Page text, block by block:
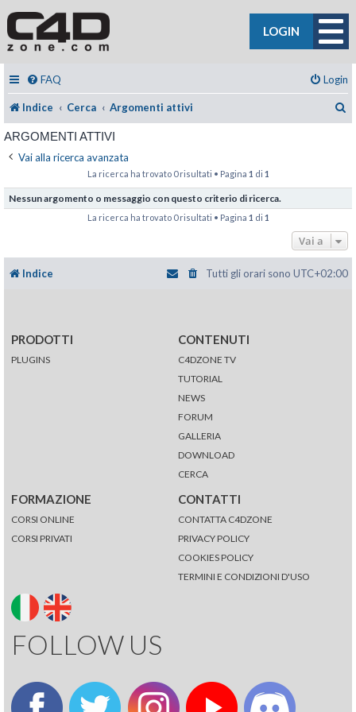
LOGIN
FAQ Login
Indice Cerca Argomenti attivi
ARGOMENTI ATTIVI
Vai alla ricerca avanzata
La ricerca ha trovato 0 risultati • Pagina 1 di 1
Nessun argomento o messaggio con questo criterio di ricerca.
La ricerca ha trovato 0 risultati • Pagina 1 di 1
Vai a
Indice Tutti gli orari sono UTC+02:00
PRODOTTI
PLUGINS
CONTENUTI
C4DZONE TV
TUTORIAL
NEWS
FORUM
GALLERIA
DOWNLOAD
CERCA
FORMAZIONE
CORSI ONLINE
CORSI PRIVATI
CONTATTI
CONTATTA C4DZONE
PRIVACY POLICY
COOKIES POLICY
TERMINI E CONDIZIONI D'USO
FOLLOW US